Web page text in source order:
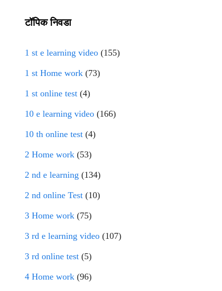
टॉपिक निवडा
1 st e learning video (155)
1 st Home work (73)
1 st online test (4)
10 e learning video (166)
10 th online test (4)
2 Home work (53)
2 nd e learning (134)
2 nd online Test (10)
3 Home work (75)
3 rd e learning video (107)
3 rd online test (5)
4 Home work (96)